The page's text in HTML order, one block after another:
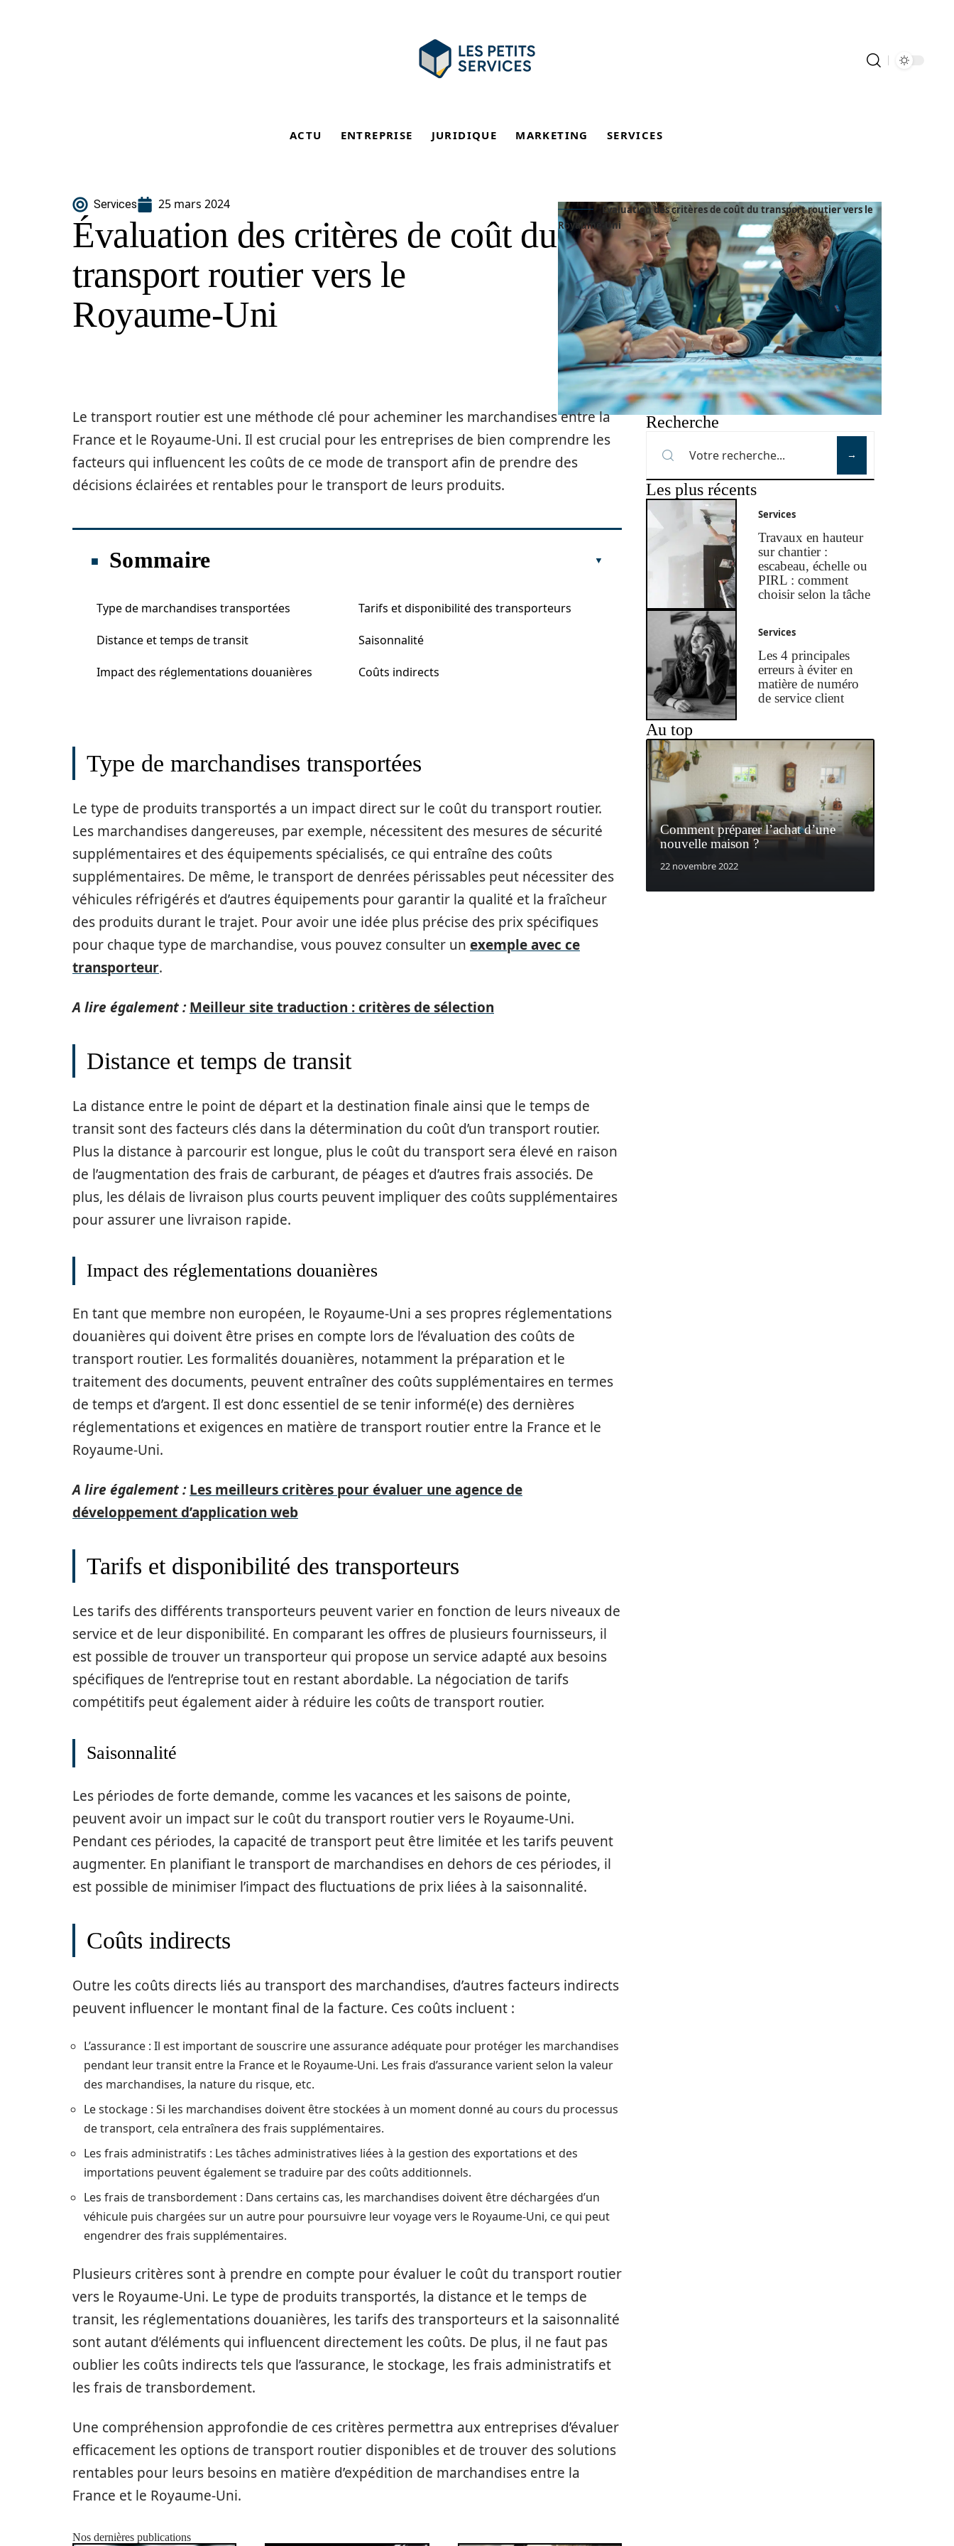
ACTU ENTREPRISE JURIDIQUE MARKETING SERVICES
Services 25 mars 2024
Évaluation des critères de coût du
transport routier vers le
Royaume-Uni
Évaluation des critères de coût du transport routier vers le
Royaume-Uni
Le transport routier est une méthode clé pour acheminer les marchandises entre la
France et le Royaume-Uni. Il est crucial pour les entreprises de bien comprendre les
facteurs qui influencent les coûts de ce mode de transport afin de prendre des
décisions éclairées et rentables pour le transport de leurs produits.
Sommaire
Type de marchandises transportées
Distance et temps de transit
Impact des réglementations douanières
Tarifs et disponibilité des transporteurs
Saisonnalité
Coûts indirects
Type de marchandises transportées
Le type de produits transportés a un impact direct sur le coût du transport routier.
Les marchandises dangereuses, par exemple, nécessitent des mesures de sécurité
supplémentaires et des équipements spécialisés, ce qui entraîne des coûts
supplémentaires. De même, le transport de denrées périssables peut nécessiter des
véhicules réfrigérés et d’autres équipements pour garantir la qualité et la fraîcheur
des produits durant le trajet. Pour avoir une idée plus précise des prix spécifiques
pour chaque type de marchandise, vous pouvez consulter un exemple avec ce
transporteur.
A lire également : Meilleur site traduction : critères de sélection
Distance et temps de transit
La distance entre le point de départ et la destination finale ainsi que le temps de
transit sont des facteurs clés dans la détermination du coût d’un transport routier.
Plus la distance à parcourir est longue, plus le coût du transport sera élevé en raison
de l’augmentation des frais de carburant, de péages et d’autres frais associés. De
plus, les délais de livraison plus courts peuvent impliquer des coûts supplémentaires
pour assurer une livraison rapide.
Impact des réglementations douanières
En tant que membre non européen, le Royaume-Uni a ses propres réglementations
douanières qui doivent être prises en compte lors de l’évaluation des coûts de
transport routier. Les formalités douanières, notamment la préparation et le
traitement des documents, peuvent entraîner des coûts supplémentaires en termes
de temps et d’argent. Il est donc essentiel de se tenir informé(e) des dernières
réglementations et exigences en matière de transport routier entre la France et le
Royaume-Uni.
A lire également : Les meilleurs critères pour évaluer une agence de
développement d’application web
Tarifs et disponibilité des transporteurs
Les tarifs des différents transporteurs peuvent varier en fonction de leurs niveaux de
service et de leur disponibilité. En comparant les offres de plusieurs fournisseurs, il
est possible de trouver un transporteur qui propose un service adapté aux besoins
spécifiques de l’entreprise tout en restant abordable. La négociation de tarifs
compétitifs peut également aider à réduire les coûts de transport routier.
Saisonnalité
Les périodes de forte demande, comme les vacances et les saisons de pointe,
peuvent avoir un impact sur le coût du transport routier vers le Royaume-Uni.
Pendant ces périodes, la capacité de transport peut être limitée et les tarifs peuvent
augmenter. En planifiant le transport de marchandises en dehors de ces périodes, il
est possible de minimiser l’impact des fluctuations de prix liées à la saisonnalité.
Coûts indirects
Outre les coûts directs liés au transport des marchandises, d’autres facteurs indirects
peuvent influencer le montant final de la facture. Ces coûts incluent :
L’assurance : Il est important de souscrire une assurance adéquate pour protéger les marchandises
pendant leur transit entre la France et le Royaume-Uni. Les frais d’assurance varient selon la valeur
des marchandises, la nature du risque, etc.
Le stockage : Si les marchandises doivent être stockées à un moment donné au cours du processus
de transport, cela entraînera des frais supplémentaires.
Les frais administratifs : Les tâches administratives liées à la gestion des exportations et des
importations peuvent également se traduire par des coûts additionnels.
Les frais de transbordement : Dans certains cas, les marchandises doivent être déchargées d’un
véhicule puis chargées sur un autre pour poursuivre leur voyage vers le Royaume-Uni, ce qui peut
engendrer des frais supplémentaires.
Plusieurs critères sont à prendre en compte pour évaluer le coût du transport routier
vers le Royaume-Uni. Le type de produits transportés, la distance et le temps de
transit, les réglementations douanières, les tarifs des transporteurs et la saisonnalité
sont autant d’éléments qui influencent directement les coûts. De plus, il ne faut pas
oublier les coûts indirects tels que l’assurance, le stockage, les frais administratifs et
les frais de transbordement.
Une compréhension approfondie de ces critères permettra aux entreprises d’évaluer
efficacement les options de transport routier disponibles et de trouver des solutions
rentables pour leurs besoins en matière d’expédition de marchandises entre la
France et le Royaume-Uni.
Nos dernières publications
Recherche
Les plus récents
Services
Travaux en hauteur
sur chantier :
escabeau, échelle ou
PIRL : comment
choisir selon la tâche
Services
Les 4 principales
erreurs à éviter en
matière de numéro
de service client
Au top
Comment préparer l’achat d’une
nouvelle maison ?
22 novembre 2022